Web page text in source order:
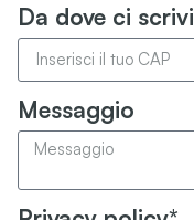
Da dove ci scrivi
Messaggio